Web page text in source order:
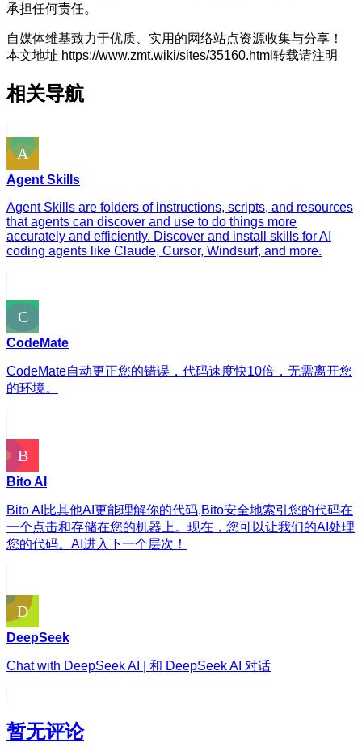
承担任何责任。
自媒体维基致力于优质、实用的网络站点资源收集与分享！
本文地址 https://www.zmt.wiki/sites/35160.html转载请注明
相关导航
Agent Skills
Agent Skills are folders of instructions, scripts, and resources
that agents can discover and use to do things more
accurately and efficiently. Discover and install skills for AI
coding agents like Claude, Cursor, Windsurf, and more.
CodeMate
CodeMate自动更正您的错误，代码速度快10倍，无需离开您
的环境。
Bito AI
Bito AI比其他AI更能理解你的代码,Bito安全地索引您的代码在
一个点击和存储在您的机器上。现在，您可以让我们的AI处理
您的代码。AI进入下一个层次！
DeepSeek
Chat with DeepSeek AI | 和 DeepSeek AI 对话
暂无评论